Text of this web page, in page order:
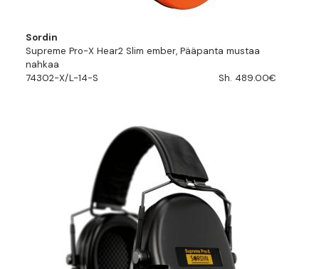
Sordin
Supreme Pro-X Hear2 Slim ember, Pääpanta mustaa
nahkaa
74302-X/L-14-S
Sh. 489.00€